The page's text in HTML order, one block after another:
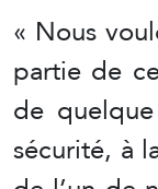
« Nous
partie de
de
sécurité, à